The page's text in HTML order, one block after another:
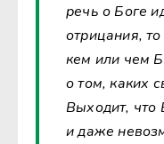
речь о Боге
отрицания,
кем или чем
о том, каких
Выходит, что
и даже